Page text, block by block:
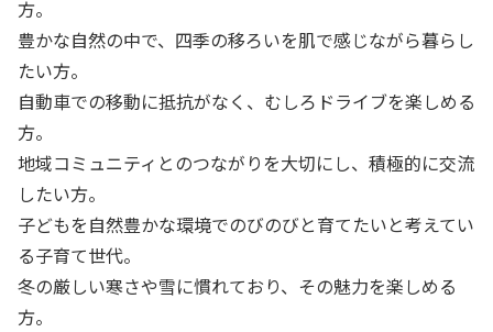
方。
豊かな自然の中で、四季の移ろいを肌で感じながら暮らし
たい方。
自動車での移動に抵抗がなく、むしろドライブを楽しめる
方。
地域コミュニティとのつながりを大切にし、積極的に交流
したい方。
子どもを自然豊かな環境でのびのびと育てたいと考えてい
る子育て世代。
冬の厳しい寒さや雪に慣れており、その魅力を楽しめる
方。